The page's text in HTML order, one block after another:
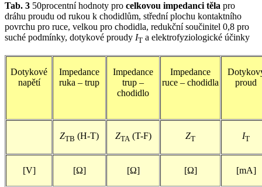
Tab. 3 50procentní hodnoty pro celkovou impedanci těla pro
dráhu proudu od rukou k chodidlům, střední plochu kontaktního
povrchu pro ruce, velkou pro chodidla, redukční součinitel 0,8 pro
suché podmínky, dotykové proudy IT a elektrofyziologické účinky
Dotykové
napětí
Impedance
ruka – trup
Impedance
trup –
chodidlo
Impedance
ruce – chodidla
proud
ZTB (H-T) ZTA (T-F) ZT IT
[V] [Ω] [Ω] [Ω] [mA]